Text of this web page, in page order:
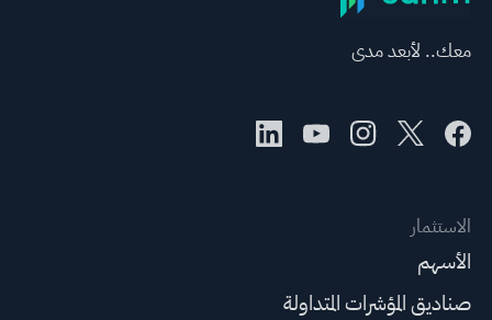
معك.. لأبعد مدى
الاستثمار
الأسهم
صناديق المؤشرات المتداولة